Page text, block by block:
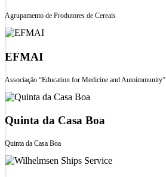
Agrupamento de Produtores de Cereais
EFMAI
Associação “Education for Medicine and Autoimmunity”
Quinta da Casa Boa
Quinta da Casa Boa